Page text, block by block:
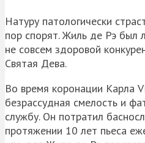
Натуру патологически
пор спорят. Жиль де Рэ
не совсем здоровой
Святая Дева.
Во время коронации Карла
безрассудная смелость и
службу. Он потратил
протяжении 10 лет пьеса